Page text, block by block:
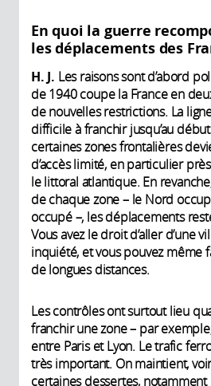
En quoi la guerre
les déplacements des
H. J. Les raisons sont d’abord
de 1940 coupe la France en
de nouvelles restrictions. La
difficile à franchir jusqu’au
certaines zones frontalières
d’accès limité, en particulier
le littoral atlantique. En
de chaque zone – le Nord
occupé –, les déplacements
Vous avez le droit d’aller d’une
inquiété, et vous pouvez même
de longues distances.
Les contrôles ont surtout lieu
franchir une zone – par
entre Paris et Lyon. Le trafic
très important. On maintient,
certaines dessertes,